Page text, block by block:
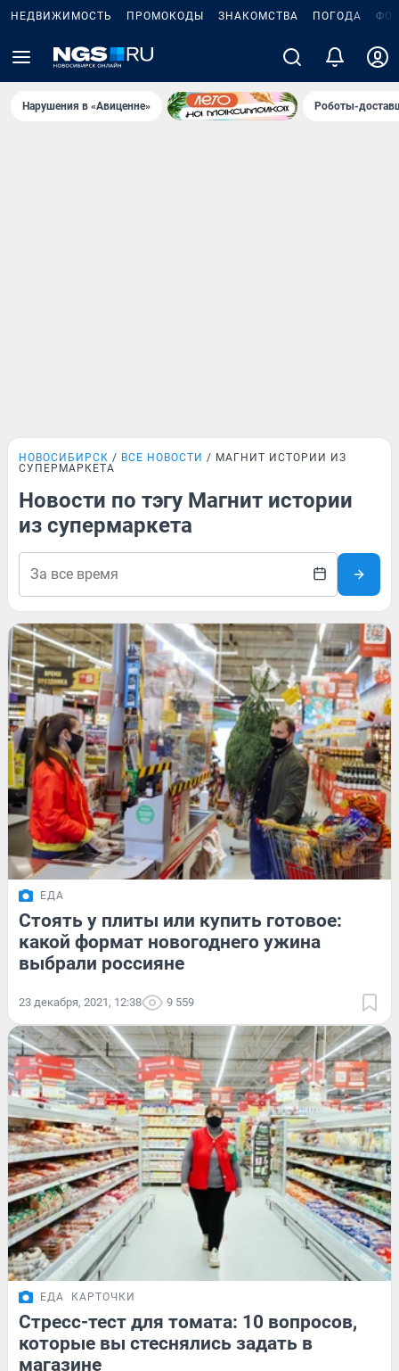
НЕДВИЖИМОСТЬ ПРОМОКОДЫ ЗНАКОМСТВА ПОГОДА
Нарушения в «Авиценне» Роботы-
НОВОСИБИРСК ВСЕ НОВОСТИ
МАГНИТ ИСТОРИИ ИЗ
СУПЕРМАРКЕТА
Новости по тэгу Магнит истории
из супермаркета
ЕДА
Стоять у плиты или купить готовое:
какой формат новогоднего ужина
выбрали россияне
23 декабря, 2021, 12:38 9 559
ЕДА КАРТОЧКИ
Стресс-тест для томата: 10 вопросов,
которые вы стеснялись задать в
магазине